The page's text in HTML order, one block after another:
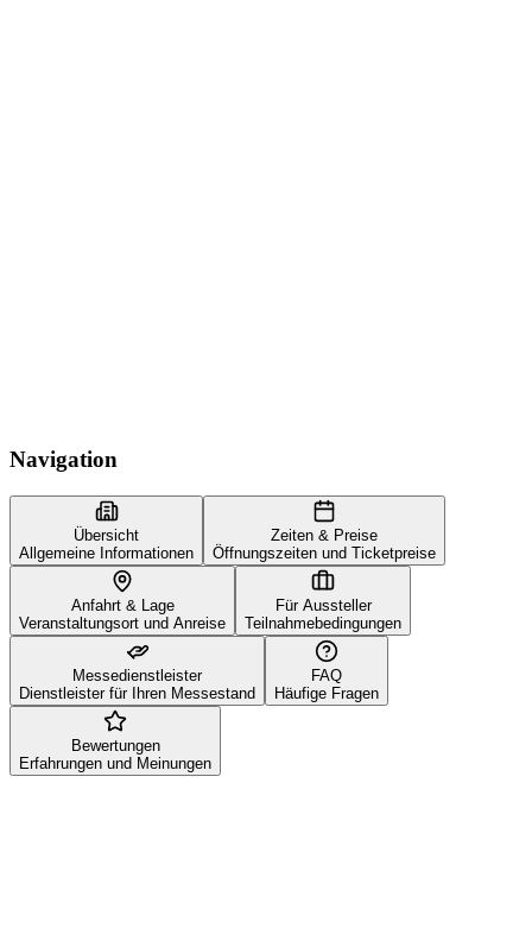
Navigation
Übersicht
Allgemeine Informationen
Zeiten & Preise
Öffnungszeiten und Ticketpreise
Anfahrt & Lage
Veranstaltungsort und Anreise
Für Aussteller
Teilnahmebedingungen
Messedienstleister
Dienstleister für Ihren Messestand
FAQ
Häufige Fragen
Bewertungen
Erfahrungen und Meinungen